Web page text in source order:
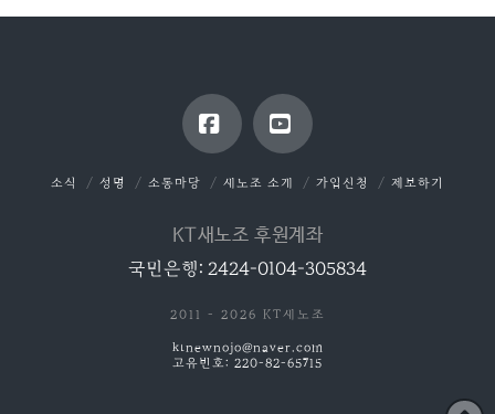
FacebookYouTube
소식 성명 소통마당 새노조 소개 가입신청 제보하기
KT새노조 후원계좌
국민은행: 2424-0104-305834
2011 - 2026 KT새노조
ktnewnojo@naver.com
고유번호: 220-82-65715